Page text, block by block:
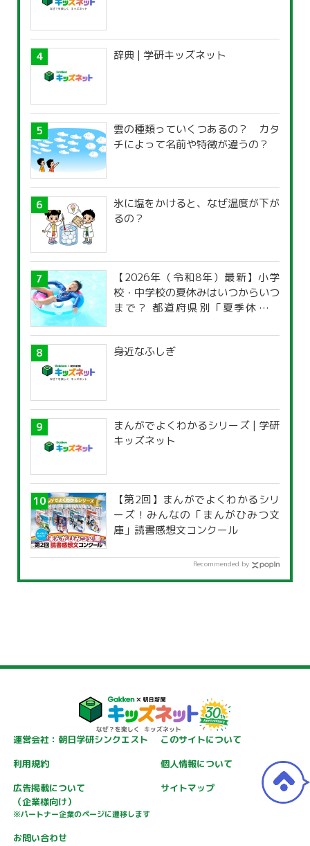
辞典 | 学研キッズネット
雲の種類っていくつあるの？ カタ
チによって名前や特徴が違うの？
氷に塩をかけると、なぜ温度が下が
るの？
【2026年（令和8年）最新】小学
校・中学校の夏休みはいつからいつ
まで？ 都道府県別「夏季休暇一
身近なふしぎ
まんがでよくわかるシリーズ | 学研
キッズネット
【第2回】まんがでよくわかるシリ
ーズ！みんなの「まんがひみつ文
庫」読書感想文コンクール
Recommended by
運営会社：朝日学研シンクエスト
このサイトについて
利用規約
個人情報について
広告掲載について
（企業様向け）
※パートナー企業のページに遷移します
サイトマップ
お問い合わせ